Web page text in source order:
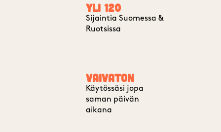
yli 120
Sijaintia Suomessa &
Ruotsissa
vaivaton
Käytössäsi jopa
saman päivän
aikana